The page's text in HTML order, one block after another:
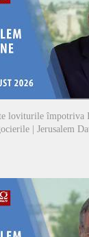
loviturile împotriva
| Jerusalem